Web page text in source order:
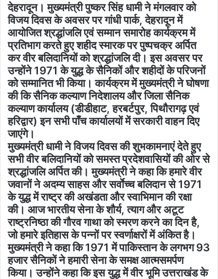
देहरादून। मुख्यमंत्री पुष्कर सिंह धामी ने मंगलवार को
विजय दिवस के अवसर पर गांधी पार्क, देहरादून में
आयोजित श्रद्धांजलि एवं सम्मान समारोह कार्यक्रम में
प्रतिभाग करते हुए शहीद स्मारक पर पुष्पचक्र अर्पित
कर वीर बलिदानियों को श्रद्धांजलि दी। इस अवसर पर
उन्होंने 1971 के युद्ध के सैनिकों और शहीदों के परिजनों
को सम्मानित भी किया। कार्यक्रम में मुख्यमंत्री ने घोषणा
की कि सैनिक कल्याण निदेशालय और जिला सैनिक
कल्याण कार्यालय (डीडीहाट, हरबर्टपुर, पिथौरागढ़ एवं
हरिद्वार) इन सभी पाँच कार्यालयों में सरकारी वाहन दिए
जाएंगे।
मुख्यमंत्री धामी ने विजय दिवस की शुभकामनाएं देते हुए
सभी वीर बलिदानियों को समस्त प्रदेशवासियों की ओर से
श्रद्धांजलि अर्पित की। मुख्यमंत्री ने कहा कि हमारे वीर
जवानों ने अदम्य साहस और सर्वाेच्च बलिदान से 1971
के युद्ध में राष्ट्र की अखंडता और स्वाभिमान की रक्षा
की। आज भारतीय सेना के शौर्य, त्याग और अटूट
राष्ट्रनिष्ठा की गौरव गाथा को स्मरण करने का दिन है,
जो हमारे इतिहास के पन्नों पर स्वर्णाक्षरों में अंकित है।
मुख्यमंत्री ने कहा कि 1971 में पाकिस्तान के लगभग 93
हजार सैनिकों ने हमारी सेना के समक्ष आत्मसमर्पण
किया। उन्होंने कहा कि इस युद्ध में वीर भूमि उत्तराखंड के